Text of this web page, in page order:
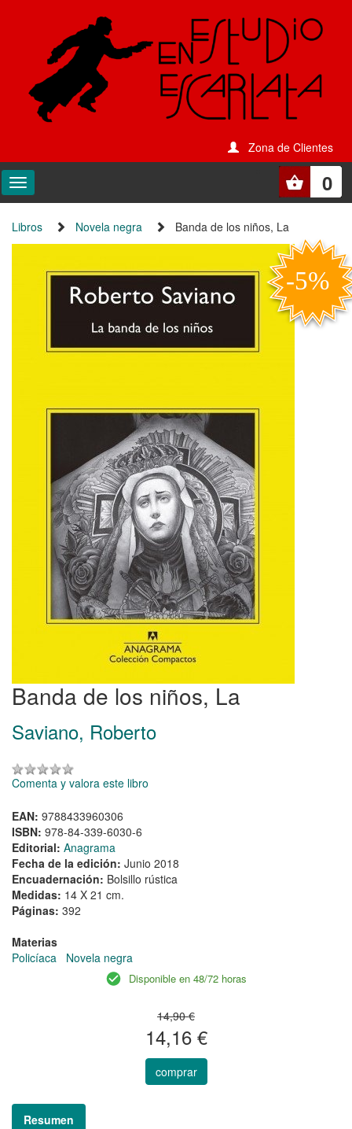
Zona de Clientes
0
Libros Novela negra Banda de los niños, La
Banda de los niños, La
Saviano, Roberto
Comenta y valora este libro
EAN: 9788433960306
ISBN: 978-84-339-6030-6
Editorial: Anagrama
Fecha de la edición: Junio 2018
Encuadernación: Bolsillo rústica
Medidas: 14 X 21 cm.
Páginas: 392
Materias
Policíaca
Novela negra
Disponible en 48/72 horas
14,90 €
14,16 €
comprar
Resumen